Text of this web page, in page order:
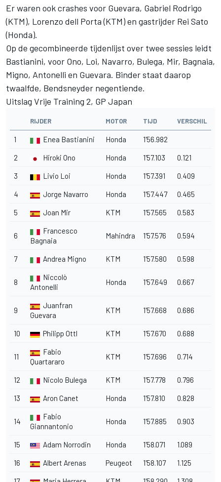
Er waren ook crashes voor Guevara, Gabriel Rodrigo
(KTM), Lorenzo dell Porta (KTM) en gastrijder Rei Sato
(Honda).
Op de gecombineerde tijdenlijst over twee sessies leidt
Bastianini, voor Ono, Loi, Navarro, Bulega, Mir, Bagnaia,
Migno, Antonelli en Guevara. Binder staat daarop
twaalfde, Bendsneyder negentiende.
Uitslag Vrije Training 2, GP Japan
RIJDER MOTOR TIJD VERSCHIL
1 Enea Bastianini Honda 1'56.982
2 Hiroki Ono Honda 1'57.103 0.121
3 Livio Loi Honda 1'57.391 0.409
4 Jorge Navarro Honda 1'57.447 0.465
5 Joan Mir KTM 1'57.565 0.583
6
Francesco
Bagnaia
Mahindra 1'57.576 0.594
7 Andrea Migno KTM 1'57.580 0.598
8
Niccolò
Antonelli
Honda 1'57.649 0.667
9
Juanfran
Guevara
KTM 1'57.668 0.686
10 Philipp Ottl KTM 1'57.670 0.688
11
Fabio
Quartararo
KTM 1'57.696 0.714
12 Nicolo Bulega KTM 1'57.778 0.796
13 Aron Canet Honda 1'57.810 0.828
14
Fabio
Giannantonio
Honda 1'57.885 0.903
15 Adam Norrodin Honda 1'58.071 1.089
16 Albert Arenas Peugeot 1'58.107 1.125